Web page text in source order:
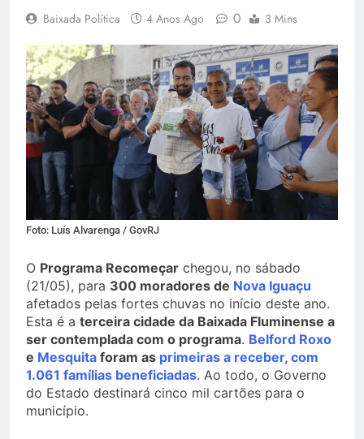
Baixada Política 4 Anos Ago 0 3 Mins
Foto: Luís Alvarenga / GovRJ
O Programa Recomeçar chegou, no sábado
(21/05), para 300 moradores de Nova Iguaçu
afetados pelas fortes chuvas no início deste ano.
Esta é a terceira cidade da Baixada Fluminense a
ser contemplada com o programa. Belford Roxo
e Mesquita foram as primeiras a receber, com
1.061 famílias beneficiadas. Ao todo, o Governo
do Estado destinará cinco mil cartões para o
município.